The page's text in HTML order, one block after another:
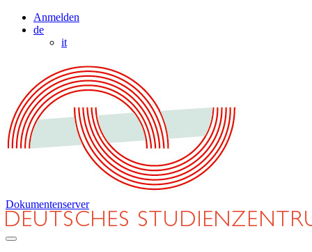
Anmelden
de
it
Dokumentenserver